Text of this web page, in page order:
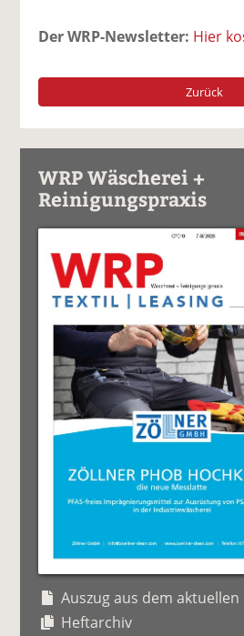
Der WRP-Newsletter: Hier
Zurück
WRP Wäscherei +
Reinigungspraxis
Auszug aus dem aktuellen
Heftarchiv